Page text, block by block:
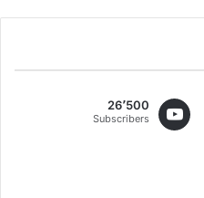
26٬500
Subscribers